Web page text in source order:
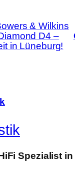
& Wilkins
D4 –
in Lüneburg!
Spezialist